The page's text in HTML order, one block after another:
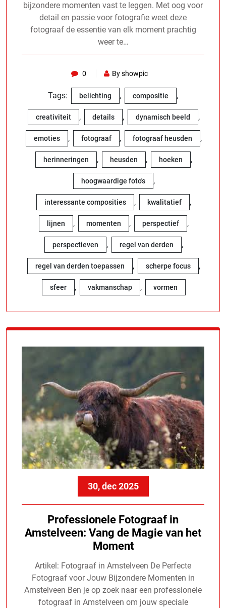
bijzondere momenten vast te leggen. Met oog voor
detail en passie voor fotografie weet deze
fotograaf de essentie van elk moment prachtig
weer te…
0 By showpic
Tags: belichting , compositie ,
creativiteit , details , dynamisch beeld ,
emoties , fotograaf , fotograaf heusden ,
herinneringen , heusden , hoeken ,
hoogwaardige foto's ,
interessante composities , kwalitatief ,
lijnen , momenten , perspectief ,
perspectieven , regel van derden ,
regel van derden toepassen , scherpe focus ,
sfeer , vakmanschap , vormen
30, dec 2025
Professionele Fotograaf in
Amstelveen: Vang de Magie van het
Moment
Artikel: Fotograaf in Amstelveen De Perfecte
Fotograaf voor Jouw Bijzondere Momenten in
Amstelveen Ben je op zoek naar een professionele
fotograaf in Amstelveen om jouw speciale